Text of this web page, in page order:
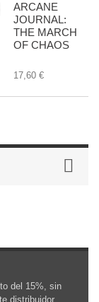
ARCANE
JOURNAL:
THE MARCH
OF CHAOS
17,60 €
del 15%, sin
distribuidor